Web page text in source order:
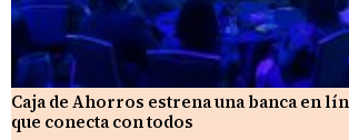
Caja de Ahorros estrena una banca en
que conecta con todos